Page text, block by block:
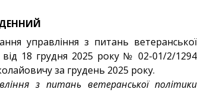
управління з питань ветеранської
від 18 грудня 2025 року № 02-01/2/1294
за грудень 2025 року.
з питань ветеранської політики